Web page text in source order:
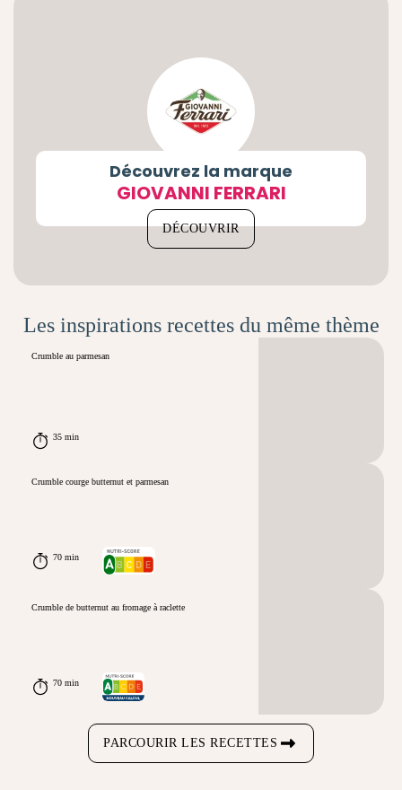
Découvrez la marque
GIOVANNI FERRARI
DÉCOUVRIR
Les inspirations recettes du même thème
Crumble au parmesan
35 min
Crumble courge butternut et parmesan
70 min
Crumble de butternut au fromage à raclette
70 min
PARCOURIR LES RECETTES